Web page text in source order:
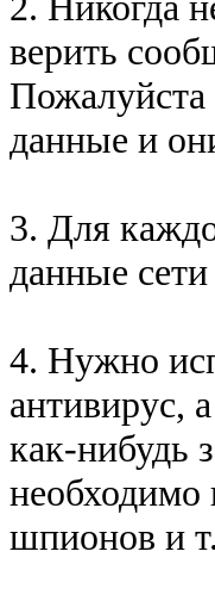
верить
данные и
3. Для
данные сети
4. Нужно
антивирус,
как-нибудь
необходимо
шпионов и